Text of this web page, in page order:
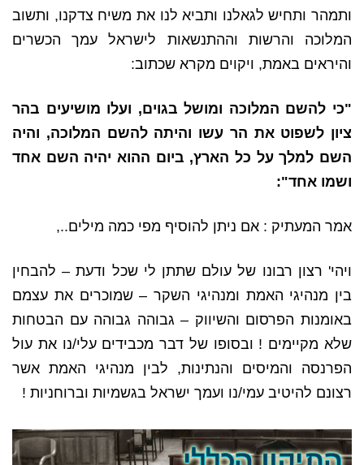
ותמהר ותחיש לגאלנו ותביא לנו את משיח צדקנו, ותשוב
המלוכה והרשות וההתנשאות לישראל עמך הכשרים
והיראים באמת, ויקוים מקרא שכתוב:
"כי להשם המלוכה ומושל בגוים, ועלו מושיעים בהר
ציון לשפוט את הר עשו והיתה להשם המלוכה, והיה
השם למלך על כל הארץ, ביום ההוא יהיה השם אחד
ושמו אחד":
אמר המעתיק : אם ניתן להוסיף מפי כמה מילים..,
ויהי' רצון רבונו של עולם שתתן לי שכל ודעת – להבחין
בין מנהיגי האמת ומנהיגי השקר – שמוכרים את עצמם
באומנות הפרסום והשיווק – גבוהה גבוהה עם הבטחות
שלא מקיימים ! ובסופו של דבר מכבידים עלי/נו את עול
הפרנסה והמיסים והנתינות, לבין מנהיגי האמת אשר
רצונם להיטיב עמי/נו ועמך ישראל בגשמיות וברוחניות !